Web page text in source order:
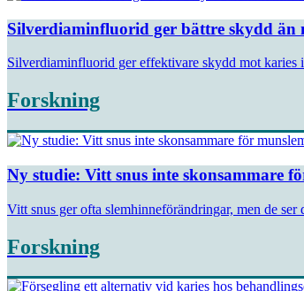
Silverdiaminfluorid ger bättre skydd
Silverdiaminfluorid ger effektivare skydd mot
Forskning
Ny studie: Vitt snus inte skonsammare
Vitt snus ger ofta slemhinneförändringar, men de
Forskning